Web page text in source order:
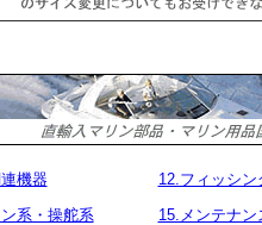
機器
12.フィッシン
系・操舵系
15.メンテナン